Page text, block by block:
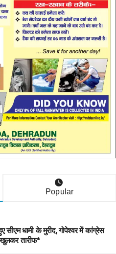
Popular
सीएम धामी के मुरीद, गोपेश्वर में कांग्रेस
तारीफ*